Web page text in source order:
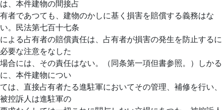
は、本件建物の間接占
有者であつても、建物のかしに基く損害を賠償する義務はな
い。民法第七百十七条
による占有者の賠償責任は、占有者が損害の発生を防止するに
必要な注意をなした
場合には、その責任はない。（同条第一項但書参照。）しかる
に、本件建物につい
ては、直接占有者たる進駐軍においてその管理、補修を行い、
被控訴人は進駐軍の